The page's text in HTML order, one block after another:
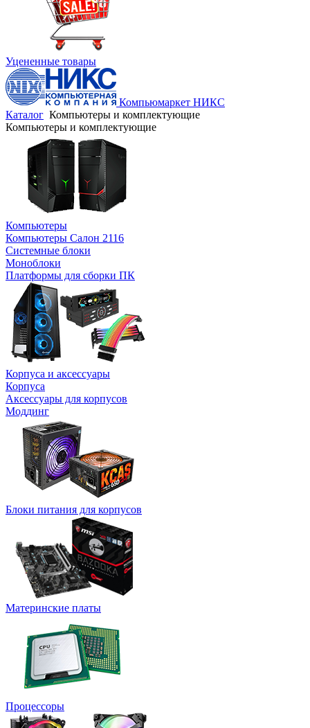
Уцененные товары
Компьюмаркет НИКС
Каталог Компьютеры и комплектующие
Компьютеры и комплектующие
Компьютеры
Компьютеры Салон 2116
Системные блоки
Моноблоки
Платформы для сборки ПК
Корпуса и аксессуары
Корпуса
Аксессуары для корпусов
Моддинг
Блоки питания для корпусов
Материнские платы
Процессоры